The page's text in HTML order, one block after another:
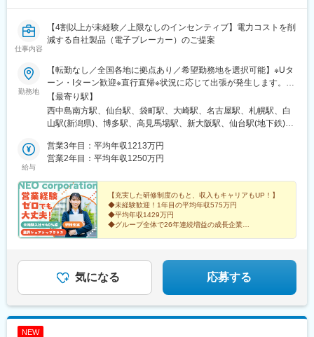
■当社の魅力：
◎技術力…当社製品は上下水道、クリーンセンター、電力やガス
ており、これらのプラントを安全に稼働させるための重要な役割
を担っています。制御システムや計測機器、監視システム等を開
発～販売、メンテナンスまで一貫して手がけ、科学と技術を融合
させ暮らしの基盤を支えています。
◎育成体制…社員の知識や技術を広げてほしいという思いから、
社内での勉強会をはじめ、参加したい展示会や外部セミナー等希
望があれば費用は会社負担参加いただけます。AIやIoTなど今後必
要な技術についても学び習得する機会を作っていきます。
◎福利厚生…完全土日祝休み、残業月平均10時間、資格取得奨励
変更の範囲：会社の定める業務
仕事内容
【4割以上が未経験／上限なしのインセンティブ】電力コストを削
減する自社製品（電子ブレーカー）のご提案
勤務地
【転勤なし／全国各地に拠点あり／希望勤務地を選択可能】※Uタ
ーン・Iターン歓迎※直行直帰※状況に応じて出張が発生します。実
は出張時の成約率は高い数字を誇ります。■大阪本店大阪府大阪市
淀川区西中島4-3-24 GATETERRACESHINOSAKA 4階■仙台支店
宮城県仙台市宮城野区榴岡 3-4-1 アゼリアヒルズ 6F■広島支店広
都品川区大崎1-6-4 新大崎勧業ビルディング9階■名古屋支店愛知
県名古屋市中村区名駅1-1-1 JPタワー名古屋29階■九州支社福岡県
札幌支店北海道札幌市中央区北五条西2-5 JRタワーオフィスプラ
ザさっぽろ 14階■新潟支店新潟県新潟市中央区西堀通六番町866
NEXT21 14階■鹿児島支店鹿児島県鹿児島市山之口町3-31 住友生
命鹿児島ビル3階※受動喫煙対策：屋内全面禁煙
【最寄り駅】
西中島南方駅、仙台駅、袋町駅、大崎駅、名古屋駅、札幌駅、白
山駅(新潟県)、博多駅、高見馬場駅、新大阪駅、仙台駅(地下鉄)、
駅、甲東中学校前駅、本通駅、名鉄名古屋駅、加治屋町駅
給与
営業3年目：平均年収1213万円
営業2年目：平均年収1250万円
【充実した研修制度のもと、収入もキャリアもUP！】
◆未経験歓迎！1年目の平均年収575万円
◆平均年収1429万円
◆グループ全体で26年連続増益の成長企業
気になる 応募する
NEW